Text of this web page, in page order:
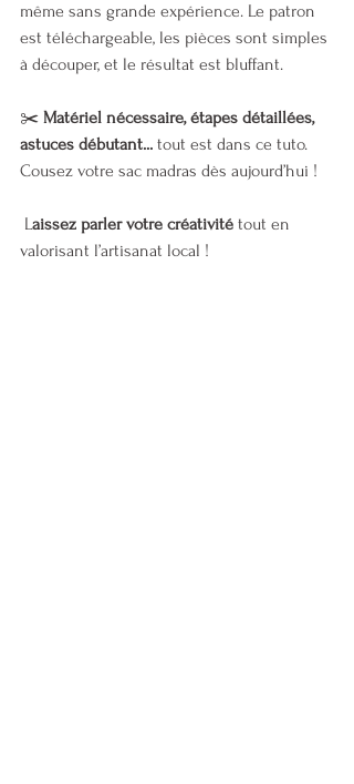
même sans grande expérience. Le patron
est téléchargeable, les pièces sont simples
à découper, et le résultat est bluffant.
✂️ Matériel nécessaire, étapes détaillées,
astuces débutant... tout est dans ce tuto.
Cousez votre sac madras dès aujourd’hui !
Laissez parler votre créativité tout en
valorisant l’artisanat local !